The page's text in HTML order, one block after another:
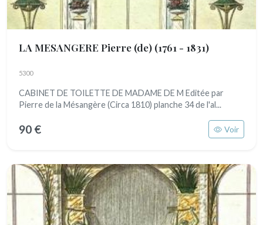
LA MESANGERE Pierre (de) (1761 - 1831)
5300
CABINET DE TOILETTE DE MADAME DE M Editée par
Pierre de la Mésangère (Circa 1810) planche 34 de l'al...
90 € Voir